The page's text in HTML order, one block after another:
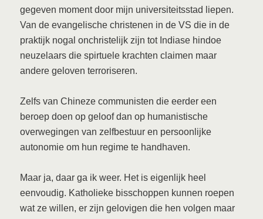
gegeven moment door mijn universiteitsstad liepen.
Van de evangelische christenen in de VS die in de
praktijk nogal onchristelijk zijn tot Indiase hindoe
neuzelaars die spirtuele krachten claimen maar
andere geloven terroriseren.
Zelfs van Chineze communisten die eerder een
beroep doen op geloof dan op humanistische
overwegingen van zelfbestuur en persoonlijke
autonomie om hun regime te handhaven.
Maar ja, daar ga ik weer. Het is eigenlijk heel
eenvoudig. Katholieke bisschoppen kunnen roepen
wat ze willen, er zijn gelovigen die hen volgen maar